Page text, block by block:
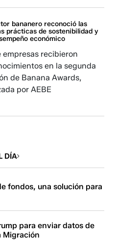
bananero reconoció las
prácticas de sostenibilidad y
económico
empresas recibieron
en la segunda
de Banana Awards,
por AEBE
DÍA
fondos, una solución para
para enviar datos de
Migración